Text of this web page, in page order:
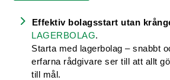
Effektiv bolagsstart utan
LAGERBOLAG.
Starta med lagerbolag – snabbt
erfarna rådgivare ser till att allt
till mål.